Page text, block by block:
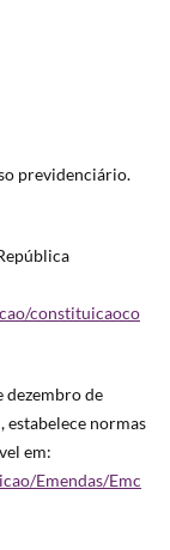
previdenciário.
constituicaoco
dezembro de
estabelece normas
em:
Emendas/Emc